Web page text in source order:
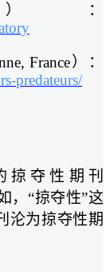
）：
France）：
predateurs/
掠夺性期刊
，“掠夺性”这
沦为掠夺性期